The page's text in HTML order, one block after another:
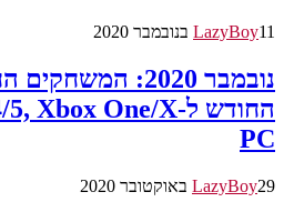
LazyBoy11 בנובמבר 2020
נובמבר 2020:
PC
LazyBoy29 באוקטובר 2020